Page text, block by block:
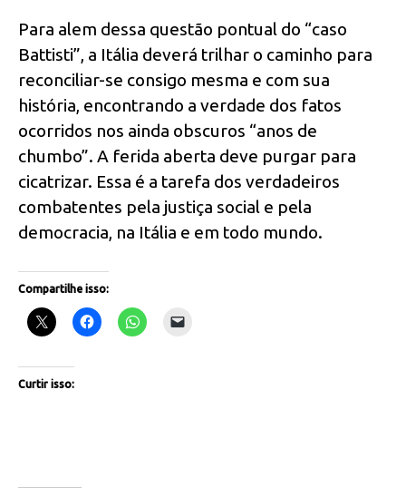
Para alem dessa questão pontual do “caso
Battisti”, a Itália deverá trilhar o caminho para
reconciliar-se consigo mesma e com sua
história, encontrando a verdade dos fatos
ocorridos nos ainda obscuros “anos de
chumbo”. A ferida aberta deve purgar para
cicatrizar. Essa é a tarefa dos verdadeiros
combatentes pela justiça social e pela
democracia, na Itália e em todo mundo.
Compartilhe isso:
Curtir isso: